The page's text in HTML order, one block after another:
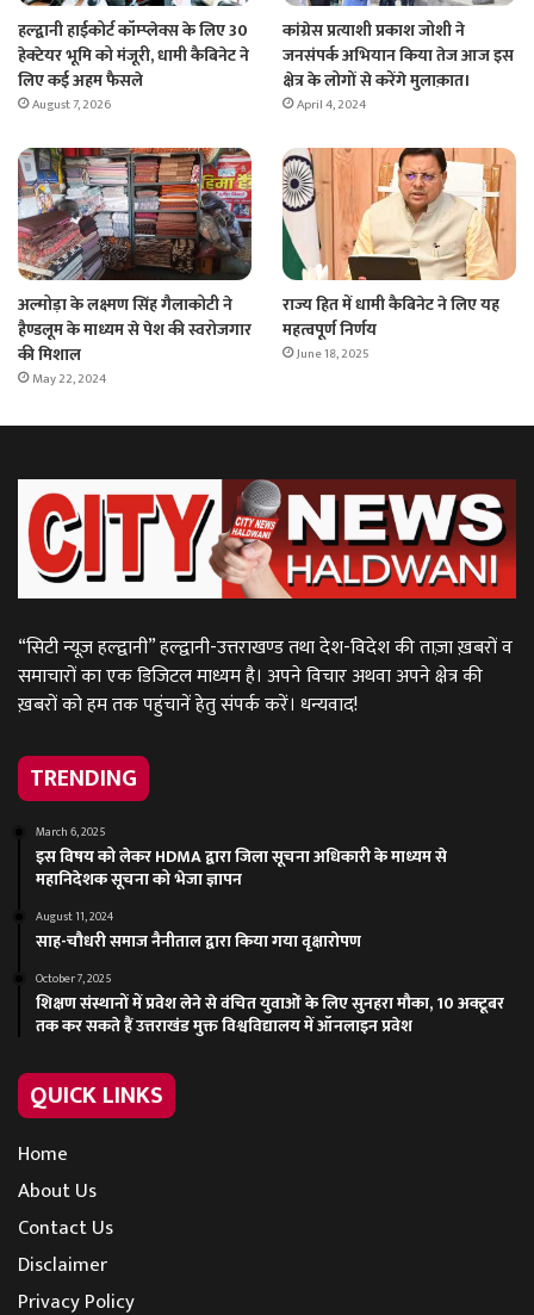
हल्द्वानी हाईकोर्ट कॉम्प्लेक्स के लिए 30
हेक्टेयर भूमि को मंजूरी, धामी कैबिनेट ने
लिए कई अहम फैसले
August 7, 2026
कांग्रेस प्रत्याशी प्रकाश जोशी ने
जनसंपर्क अभियान किया तेज आज इस
क्षेत्र के लोगों से करेंगे मुलाक़ात।
April 4, 2024
अल्मोड़ा के लक्ष्मण सिंह गैलाकोटी ने
हैण्डलूम के माध्यम से पेश की स्वरोजगार
की मिशाल
May 22, 2024
राज्य हित में धामी कैबिनेट ने लिए यह
महत्वपूर्ण निर्णय
June 18, 2025
“सिटी न्यूज़ हल्द्वानी” हल्द्वानी-उत्तराखण्ड तथा देश-विदेश की ताज़ा ख़बरों व
समाचारों का एक डिजिटल माध्यम है। अपने विचार अथवा अपने क्षेत्र की
ख़बरों को हम तक पहुंचानें हेतु संपर्क करें। धन्यवाद!
TRENDING
March 6, 2025
इस विषय को लेकर HDMA द्वारा जिला सूचना अधिकारी के माध्यम से
महानिदेशक सूचना को भेजा ज्ञापन
August 11, 2024
साह-चौधरी समाज नैनीताल द्वारा किया गया वृक्षारोपण
October 7, 2025
शिक्षण संस्थानों में प्रवेश लेने से वंचित युवाओं के लिए सुनहरा मौका, 10 अक्टूबर
तक कर सकते हैं उत्तराखंड मुक्त विश्वविद्यालय में ऑनलाइन प्रवेश
QUICK LINKS
Home
About Us
Contact Us
Disclaimer
Privacy Policy